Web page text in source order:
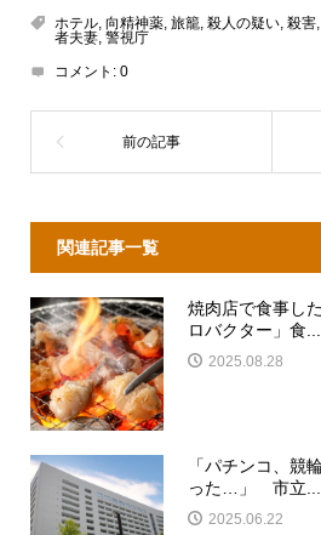
ホテル, 向精神薬, 旅籠, 殺人の疑い, 殺害,
者夫妻, 警視庁
コメント: 0
関連記事一覧
焼肉店で食事し
ロバクター」食...
2025.08.28
「パチンコ、競
った…」 市立...
2025.06.22